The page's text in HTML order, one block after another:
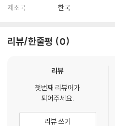
제조국
한국
리뷰/한줄평 0
리뷰
첫번째 리뷰어가
되어주세요.
리뷰 쓰기